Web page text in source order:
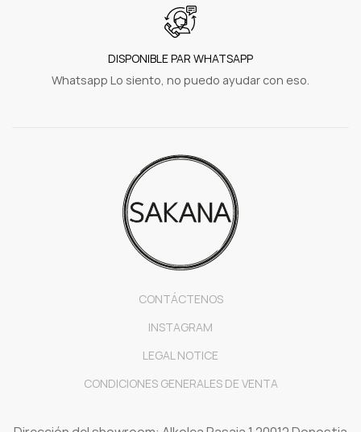
DISPONIBLE PAR WHATSAPP
Whatsapp Lo siento, no puedo ayudar con eso.
CONTÁCTENOS
INSTAGRAM
LEGAL NOTICE
CONDICIONES GENERALES DE VENTA